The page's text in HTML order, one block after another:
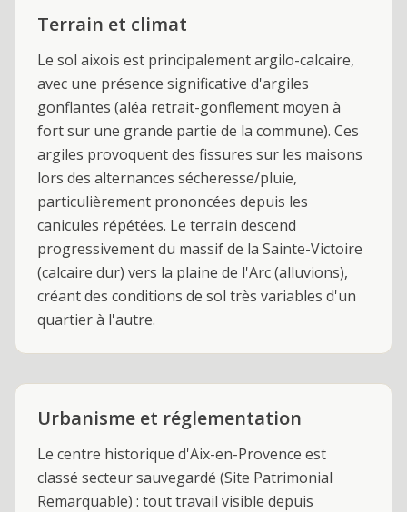
Terrain et climat
Le sol aixois est principalement argilo-calcaire,
avec une présence significative d'argiles
gonflantes (aléa retrait-gonflement moyen à
fort sur une grande partie de la commune). Ces
argiles provoquent des fissures sur les maisons
lors des alternances sécheresse/pluie,
particulièrement prononcées depuis les
canicules répétées. Le terrain descend
progressivement du massif de la Sainte-Victoire
(calcaire dur) vers la plaine de l'Arc (alluvions),
créant des conditions de sol très variables d'un
quartier à l'autre.
Urbanisme et réglementation
Le centre historique d'Aix-en-Provence est
classé secteur sauvegardé (Site Patrimonial
Remarquable) : tout travail visible depuis